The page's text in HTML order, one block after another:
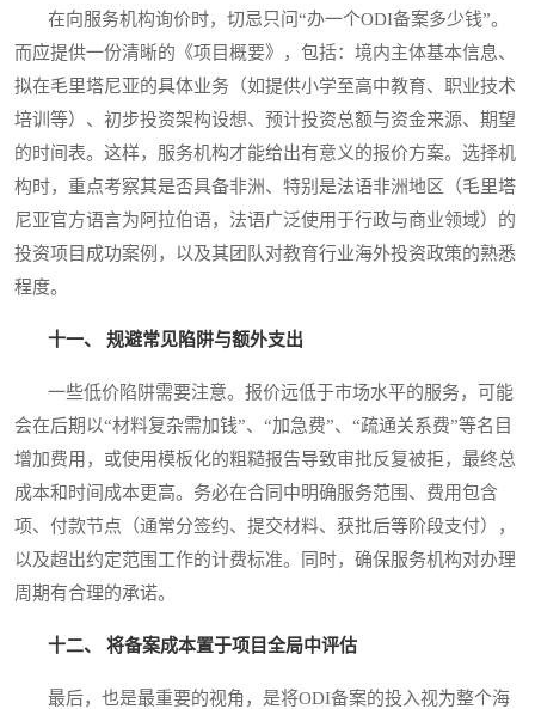
在向服务机构询价时，切忌只问“办一个ODI备案多少钱”。
而应提供一份清晰的《项目概要》，包括：境内主体基本信息、
拟在毛里塔尼亚的具体业务（如提供小学至高中教育、职业技术
培训等）、初步投资架构设想、预计投资总额与资金来源、期望
的时间表。这样，服务机构才能给出有意义的报价方案。选择机
构时，重点考察其是否具备非洲、特别是法语非洲地区（毛里塔
尼亚官方语言为阿拉伯语，法语广泛使用于行政与商业领域）的
投资项目成功案例，以及其团队对教育行业海外投资政策的熟悉
程度。
十一、 规避常见陷阱与额外支出
一些低价陷阱需要注意。报价远低于市场水平的服务，可能
会在后期以“材料复杂需加钱”、“加急费”、“疏通关系费”等名目
增加费用，或使用模板化的粗糙报告导致审批反复被拒，最终总
成本和时间成本更高。务必在合同中明确服务范围、费用包含
项、付款节点（通常分签约、提交材料、获批后等阶段支付），
以及超出约定范围工作的计费标准。同时，确保服务机构对办理
周期有合理的承诺。
十二、 将备案成本置于项目全局中评估
最后，也是最重要的视角，是将ODI备案的投入视为整个海